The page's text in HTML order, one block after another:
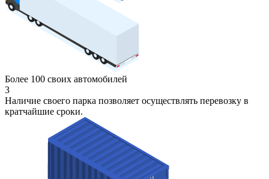
Более 100 своих автомобилей
3
Наличие своего парка позволяет осуществлять перевозку в
кратчайшие сроки.